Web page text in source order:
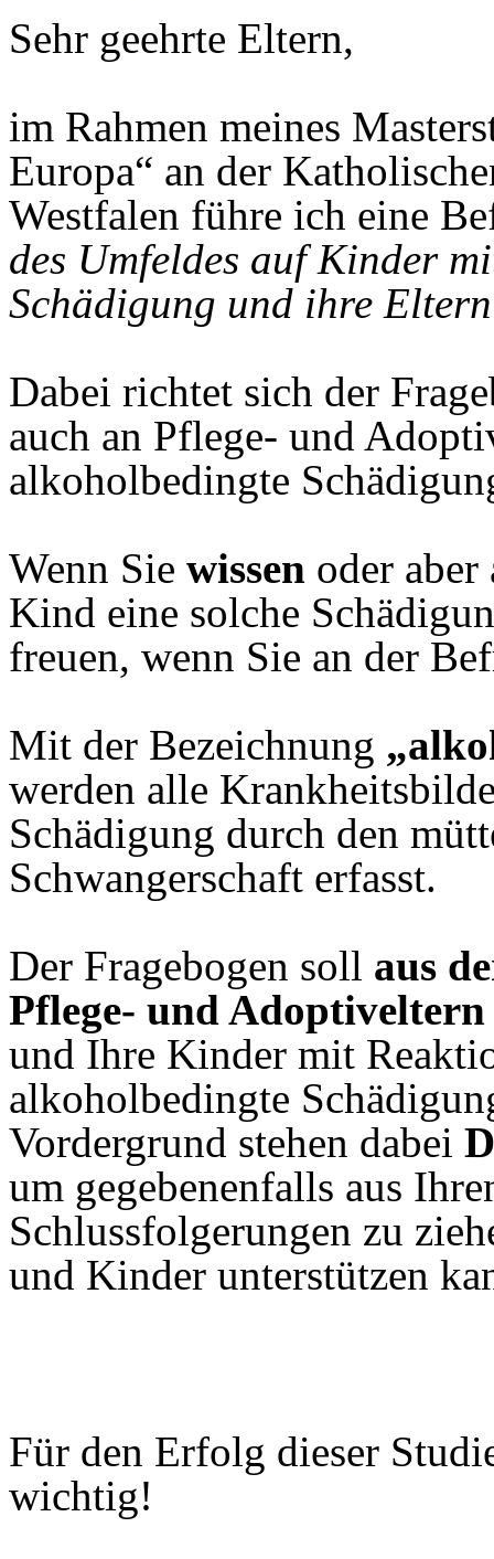
Sehr geehrte Eltern,
im Rahmen meines
Europa“ an der
Westfalen führe ich eine
des Umfeldes auf Kinder
Schädigung und ihre
Dabei richtet sich der
auch an Pflege- und
alkoholbedingte
Wenn Sie wissen oder
Kind eine solche
freuen, wenn Sie an der
Mit der Bezeichnung
werden alle
Schädigung durch den
Schwangerschaft erfasst.
Der Fragebogen soll aus
Pflege- und Adoptiveltern
und Ihre Kinder mit
alkoholbedingte
Vordergrund stehen dabei
um gegebenenfalls aus
Schlussfolgerungen zu
und Kinder unterstützen
Für den Erfolg dieser
wichtig!